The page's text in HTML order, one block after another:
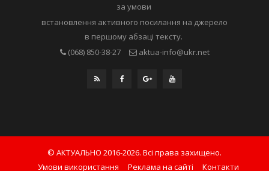
за умови
встановлення активного посилання на джерело
в першому абзаці тексту.
(068) 850-38-27
aktua-info@ukr.net
© АКТУАЛЬНО 2016-2026. Всі права захищено.
Умови використання
Реклама на сайті Контакти